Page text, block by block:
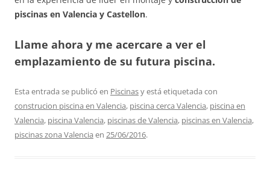
piscinas en Valencia y Castellon.
Llame ahora y me acercare a ver el
emplazamiento de su futura piscina.
Esta entrada se publicó en Piscinasy está etiquetada con
construcion piscina en Valencia, piscina cerca Valencia, piscina en
Valencia, piscina Valencia, piscinas de Valencia, piscinas en Valencia,
piscinas zona Valencia en 25/06/2016.